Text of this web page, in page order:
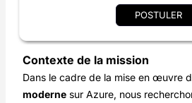
POSTULER
Contexte de la mission
Dans le cadre de la mise en œuvre
moderne sur Azure, nous